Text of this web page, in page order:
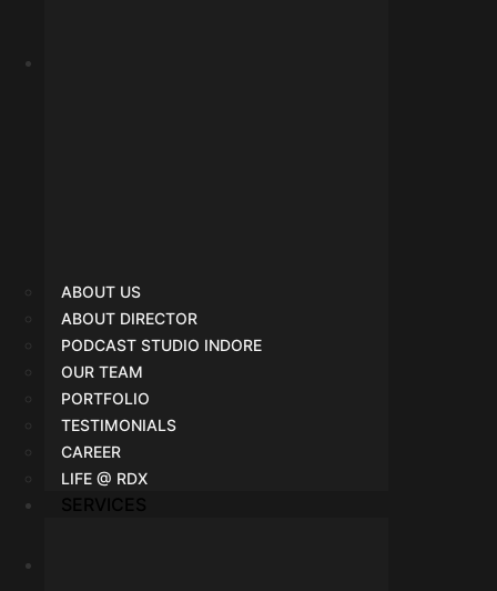
ABOUT US
ABOUT DIRECTOR
PODCAST STUDIO INDORE
OUR TEAM
PORTFOLIO
TESTIMONIALS
CAREER
LIFE @ RDX
SERVICES